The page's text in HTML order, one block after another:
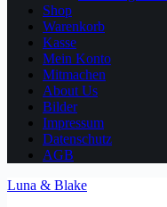
Shop
Warenkorb
Kasse
Mein Konto
Mitmachen
About Us
Bilder
Impressum
Datenschutz
AGB
Luna & Blake